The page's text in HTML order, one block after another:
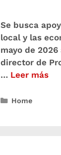
Se busca
local y las
mayo de 2026
director de
… Leer más
Home